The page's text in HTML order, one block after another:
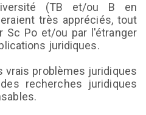
(TB et/ou B en
très appréciés, tout
Sc Po et/ou par l'étranger
juridiques.
vrais problèmes juridiques
recherches juridiques